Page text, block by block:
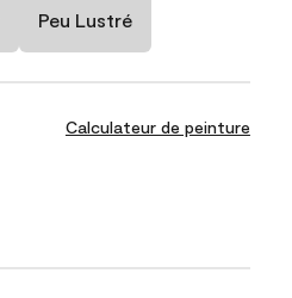
Peu Lustré
Calculateur de peinture